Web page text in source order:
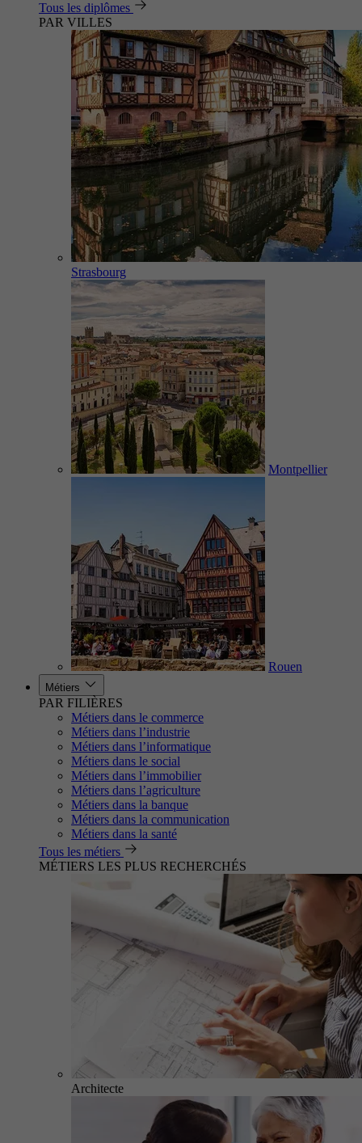
Tous les diplômes
PAR VILLES
Strasbourg
Montpellier
Rouen
Métiers
PAR FILIÈRES
Métiers dans le commerce
Métiers dans l’industrie
Métiers dans l’informatique
Métiers dans le social
Métiers dans l’immobilier
Métiers dans l’agriculture
Métiers dans la banque
Métiers dans la communication
Métiers dans la santé
Tous les métiers
MÉTIERS LES PLUS RECHERCHÉS
Architecte